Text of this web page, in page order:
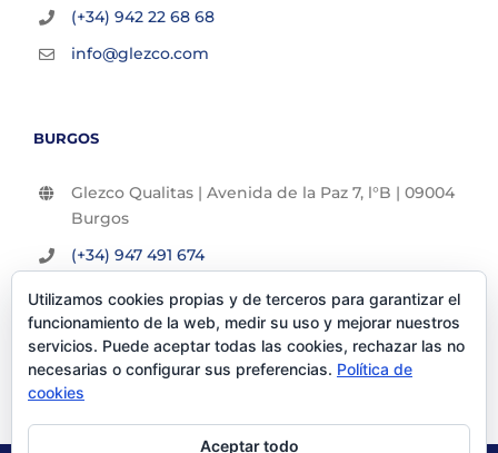
(+34) 942 22 68 68
info@glezco.com
BURGOS
Glezco Qualitas | Avenida de la Paz 7, l°B | 09004
Burgos
(+34) 947 491 674
info@glezco.com
Utilizamos cookies propias y de terceros para garantizar el
funcionamiento de la web, medir su uso y mejorar nuestros
servicios. Puede aceptar todas las cookies, rechazar las no
necesarias o configurar sus preferencias. Política de
cookies
Aceptar todo